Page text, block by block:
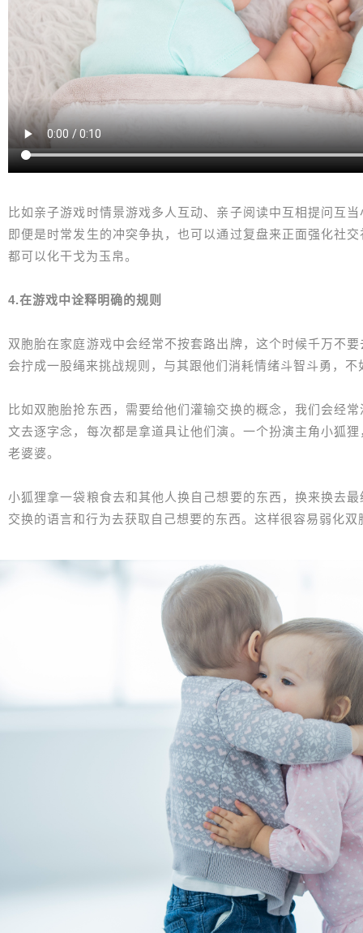
比如亲子游戏时情景游戏多人互动、亲子阅读中互相提问互
即便是时常发生的冲突争执，也可以通过复盘来正面强化社
都可以化干戈为玉帛。
4.在游戏中诠释明确的规则
双胞胎在家庭游戏中会经常不按套路出牌，这个时候千万不
会拧成一股绳来挑战规则，与其跟他们消耗情绪斗智斗勇，
比如双胞胎抢东西，需要给他们灌输交换的概念，我们会经
文去逐字念，每次都是拿道具让他们演。一个扮演主角小狐
老婆婆。
小狐狸拿一袋粮食去和其他人换自己想要的东西，换来换去
交换的语言和行为去获取自己想要的东西。这样很容易弱化